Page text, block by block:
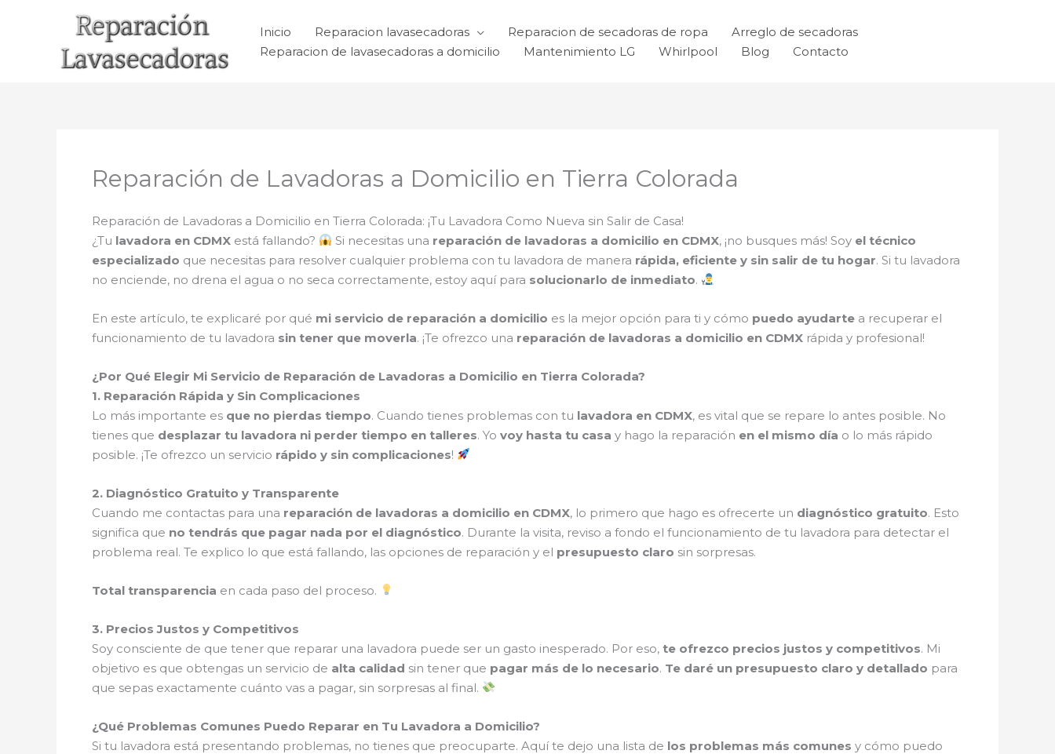
Inicio Reparacion lavasecadoras Reparacion de secadoras de ropa
Arreglo de secadoras
Reparacion de lavasecadoras a domicilio
Mantenimiento LG Whirlpool Blog Contacto
Reparación de Lavadoras a Domicilio en Tierra Colorada
Reparación de Lavadoras a Domicilio en Tierra Colorada: ¡Tu Lavadora Como Nueva sin Salir de Casa!
¿Tu lavadora en CDMX está fallando? Si necesitas una reparación de lavadoras a domicilio en CDMX, ¡no busques más! Soy el técnico
especializado que necesitas para resolver cualquier problema con tu lavadora de manera rápida, eficiente y sin salir de tu hogar. Si tu lavadora
no enciende, no drena el agua o no seca correctamente, estoy aquí para solucionarlo de inmediato.
En este artículo, te explicaré por qué mi servicio de reparación a domicilio es la mejor opción para ti y cómo puedo ayudarte a recuperar el
funcionamiento de tu lavadora sin tener que moverla. ¡Te ofrezco una reparación de lavadoras a domicilio en CDMX rápida y profesional!
¿Por Qué Elegir Mi Servicio de Reparación de Lavadoras a Domicilio en Tierra Colorada?
1. Reparación Rápida y Sin Complicaciones
Lo más importante es que no pierdas tiempo. Cuando tienes problemas con tu lavadora en CDMX, es vital que se repare lo antes posible. No
tienes que desplazar tu lavadora ni perder tiempo en talleres. Yo voy hasta tu casa y hago la reparación en el mismo día o lo más rápido
posible. ¡Te ofrezco un servicio rápido y sin complicaciones!
2. Diagnóstico Gratuito y Transparente
Cuando me contactas para una reparación de lavadoras a domicilio en CDMX, lo primero que hago es ofrecerte un diagnóstico gratuito. Esto
significa que no tendrás que pagar nada por el diagnóstico. Durante la visita, reviso a fondo el funcionamiento de tu lavadora para detectar el
problema real. Te explico lo que está fallando, las opciones de reparación y el presupuesto claro sin sorpresas.
Total transparencia en cada paso del proceso.
3. Precios Justos y Competitivos
Soy consciente de que tener que reparar una lavadora puede ser un gasto inesperado. Por eso, te ofrezco precios justos y competitivos. Mi
objetivo es que obtengas un servicio de alta calidad sin tener que pagar más de lo necesario. Te daré un presupuesto claro y detallado para
que sepas exactamente cuánto vas a pagar, sin sorpresas al final.
¿Qué Problemas Comunes Puedo Reparar en Tu Lavadora a Domicilio?
Si tu lavadora está presentando problemas, no tienes que preocuparte. Aquí te dejo una lista de los problemas más comunes y cómo puedo